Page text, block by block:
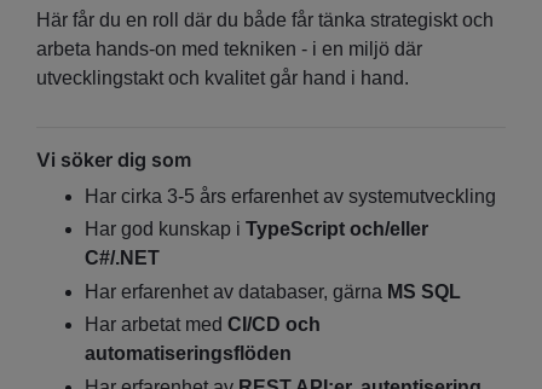
Här får du en roll där du både får tänka strategiskt och
arbeta hands-on med tekniken - i en miljö där
utvecklingstakt och kvalitet går hand i hand.
Vi söker dig som
Har cirka 3-5 års erfarenhet av systemutveckling
Har god kunskap i TypeScript och/eller
C#/.NET
Har erfarenhet av databaser, gärna MS SQL
Har arbetat med CI/CD och
automatiseringsflöden